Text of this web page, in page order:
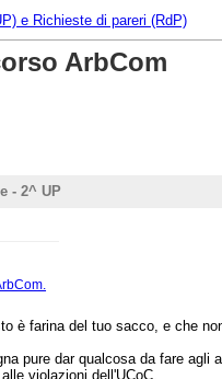
e Richieste di pareri (RdP)
ArbCom
- 2^ UP
è farina del tuo sacco, e che
pure dar qualcosa da fare
violazioni dell'UCoC.